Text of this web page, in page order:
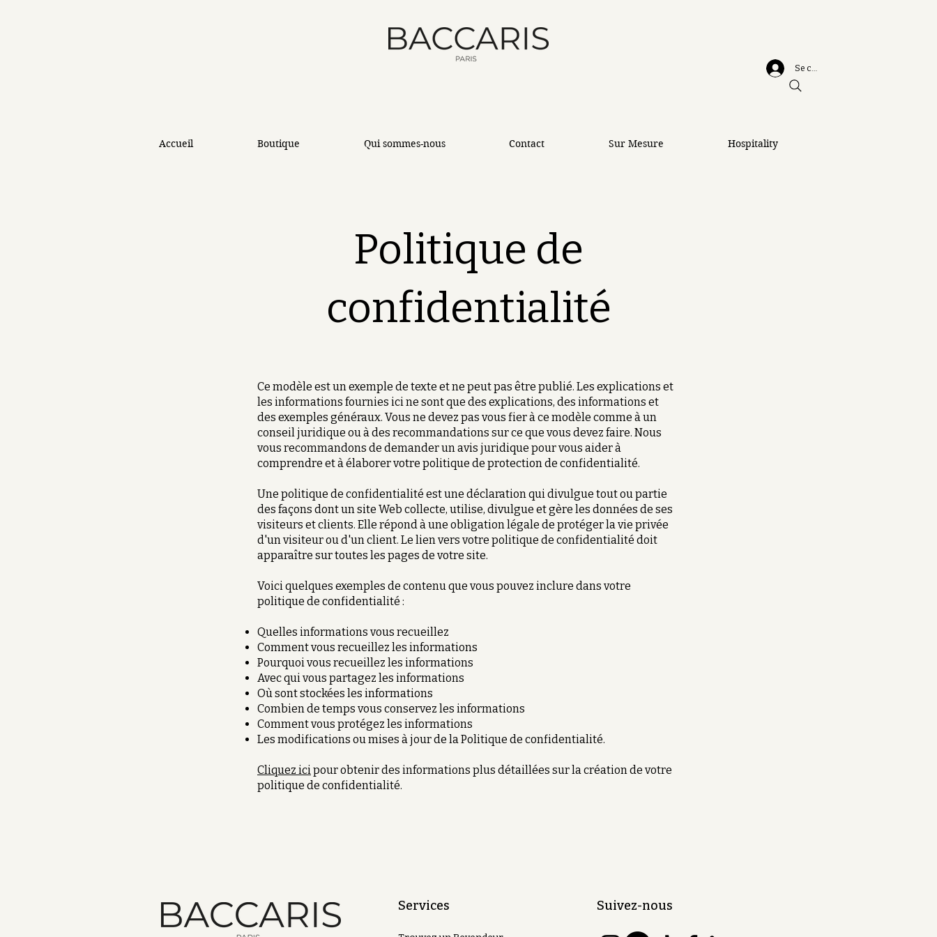
Se connecter
Accueil Boutique Qui sommes-nous Contact Sur Mesure Hospitality
Politique de
confidentialité
Ce modèle est un exemple de texte et ne peut pas être publié. Les explications et
les informations fournies ici ne sont que des explications, des informations et
des exemples généraux. Vous ne devez pas vous fier à ce modèle comme à un
conseil juridique ou à des recommandations sur ce que vous devez faire. Nous
vous recommandons de demander un avis juridique pour vous aider à
comprendre et à élaborer votre politique de protection de confidentialité.
Une politique de confidentialité est une déclaration qui divulgue tout ou partie
des façons dont un site Web collecte, utilise, divulgue et gère les données de ses
visiteurs et clients. Elle répond à une obligation légale de protéger la vie privée
d'un visiteur ou d'un client. Le lien vers votre politique de confidentialité doit
apparaître sur toutes les pages de votre site.
Voici quelques exemples de contenu que vous pouvez inclure dans votre
politique de confidentialité :
Quelles informations vous recueillez
Comment vous recueillez les informations
Pourquoi vous recueillez les informations
Avec qui vous partagez les informations
Où sont stockées les informations
Combien de temps vous conservez les informations
Comment vous protégez les informations
Les modifications ou mises à jour de la Politique de confidentialité.
Cliquez icipour obtenir des informations plus détaillées sur la création de votre
politique de confidentialité.
Services Suivez-nous